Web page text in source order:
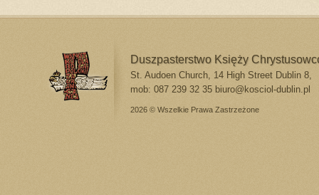
Duszpasterstwo Księży
St. Audoen Church, 14 High Street Dublin 8,
mob: 087 239 32 35 biuro@kosciol-dublin.pl
2026 © Wszelkie Prawa Zastrzeżone